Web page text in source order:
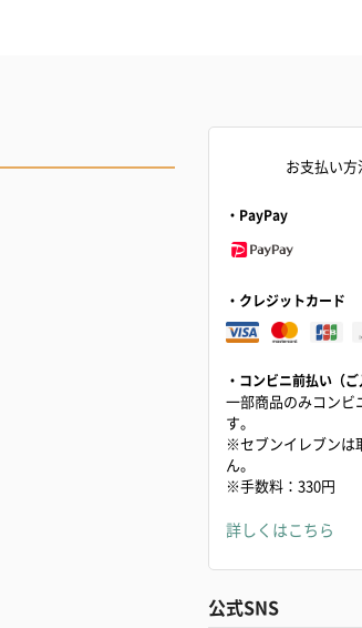
お支払い
・PayPay
・クレジットカード
・コンビニ前払い（ご
一部商品のみコンビ
す。
※セブンイレブンは
ん。
※手数料：330円
詳しくはこちら
公式SNS